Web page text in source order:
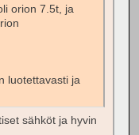
orion 7.5t, ja
luotettavasti ja
sähköt ja hyvin